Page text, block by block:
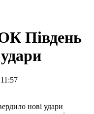
Південь